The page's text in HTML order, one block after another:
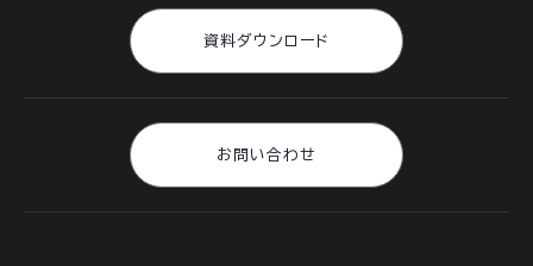
資料ダウンロード
お問い合わせ